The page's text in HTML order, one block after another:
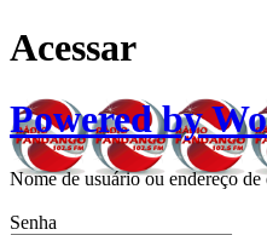
Acessar
Powered by
Nome de usuário ou endereço de
Senha